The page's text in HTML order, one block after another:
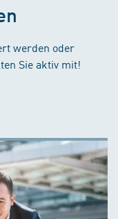
werden oder
Sie aktiv mit!